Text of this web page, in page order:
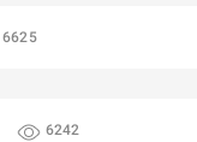
6625
6242